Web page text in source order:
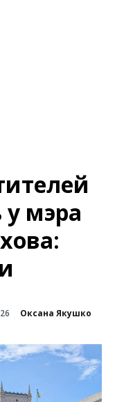
у мэра
Оксана Якушко